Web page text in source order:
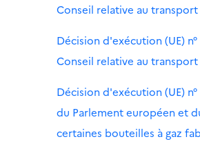
Conseil relative au
Décision d'exécution (UE)
Conseil relative au
Décision d'exécution (UE)
du Parlement européen et
certaines bouteilles à gaz